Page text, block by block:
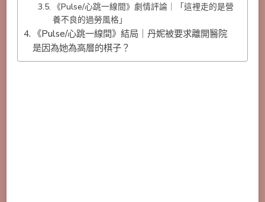
《Pulse/心跳一線間》劇情評論｜「這裡走的是營
養不良的過勞風格」
《Pulse/心跳一線間》結局｜丹妮被要求離開醫院
是因為她為高層的棋子？